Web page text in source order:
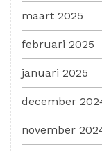
maart 2025
februari 2025
januari 2025
december
november